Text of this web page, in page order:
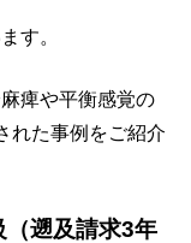
す。
痺や平衡感覚の
れた事例をご紹介
遡及請求3年